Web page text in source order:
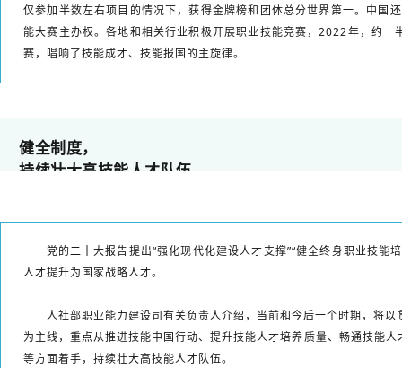
仅参加半数左右项目的情况下，获得金牌榜和团体总分世界第一。中国
能大赛主办权。各地和相关行业积极开展职业技能竞赛，2022年，约一
赛，唱响了技能成才、技能报国的主旋律。
健全制度，
持续壮大高技能人才队伍
党的二十大报告提出“强化现代化建设人才支撑”“健全终身职业技能
人才提升为国家战略人才。
人社部职业能力建设司有关负责人介绍，当前和今后一个时期，将
为主线，重点从推进技能中国行动、提升技能人才培养质量、畅通技能
等方面着手，持续壮大高技能人才队伍。